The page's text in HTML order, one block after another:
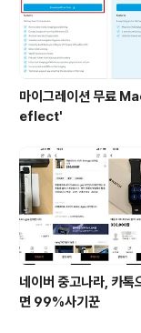
마이그레이션 무료 Macrium R
eflect'
네이버 중고나라, 카톡
면 99%사기꾼